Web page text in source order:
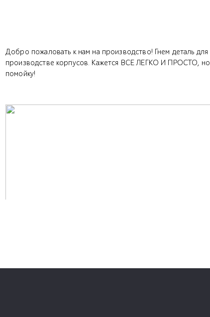
Добро пожаловать к нам на производство! Гнем деталь
производстве корпусов. Кажется ВСЕ ЛЕГКО И ПРОСТО,
помойку!